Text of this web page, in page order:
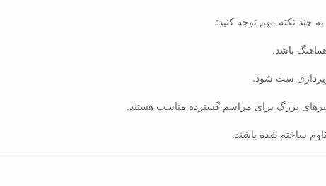
چند نکته مهم توجه کنید:
باشد.
ست شود.
بزرگ برای مراسم گسترده مناسب هستند.
ساخته شده باشند.